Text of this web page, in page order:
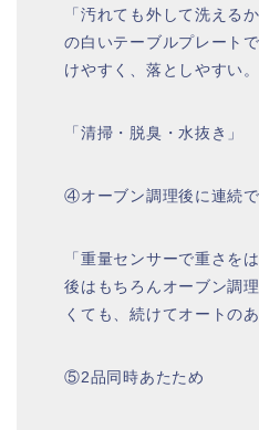
「汚れても外して洗える
の白いテーブルプレート
けやすく、落としやすい。
「清掃・脱臭・水抜き」
④オーブン調理後に連続
「重量センサーで重さを
後はもちろんオーブン調
くても、続けてオートの
⑤2品同時あたため